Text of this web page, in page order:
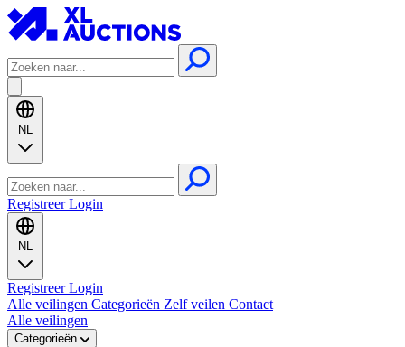
NL
RegistreerLogin
NL
RegistreerLogin
Alle veilingen Categorieën Zelf veilen Contact
Alle veilingen
Categorieën